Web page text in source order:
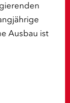
Ausbau ist